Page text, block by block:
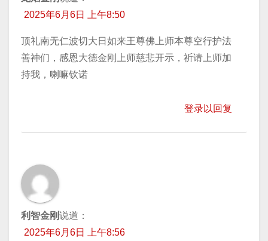
2025年6月6日 上午8:50
顶礼南无仁波切大日如来王尊佛上师本尊空行护法
善神们，感恩大德金刚上师慈悲开示，祈请上师加
持我，喇嘛钦诺
登录以回复
利智金刚说道：
2025年6月6日 上午8:56